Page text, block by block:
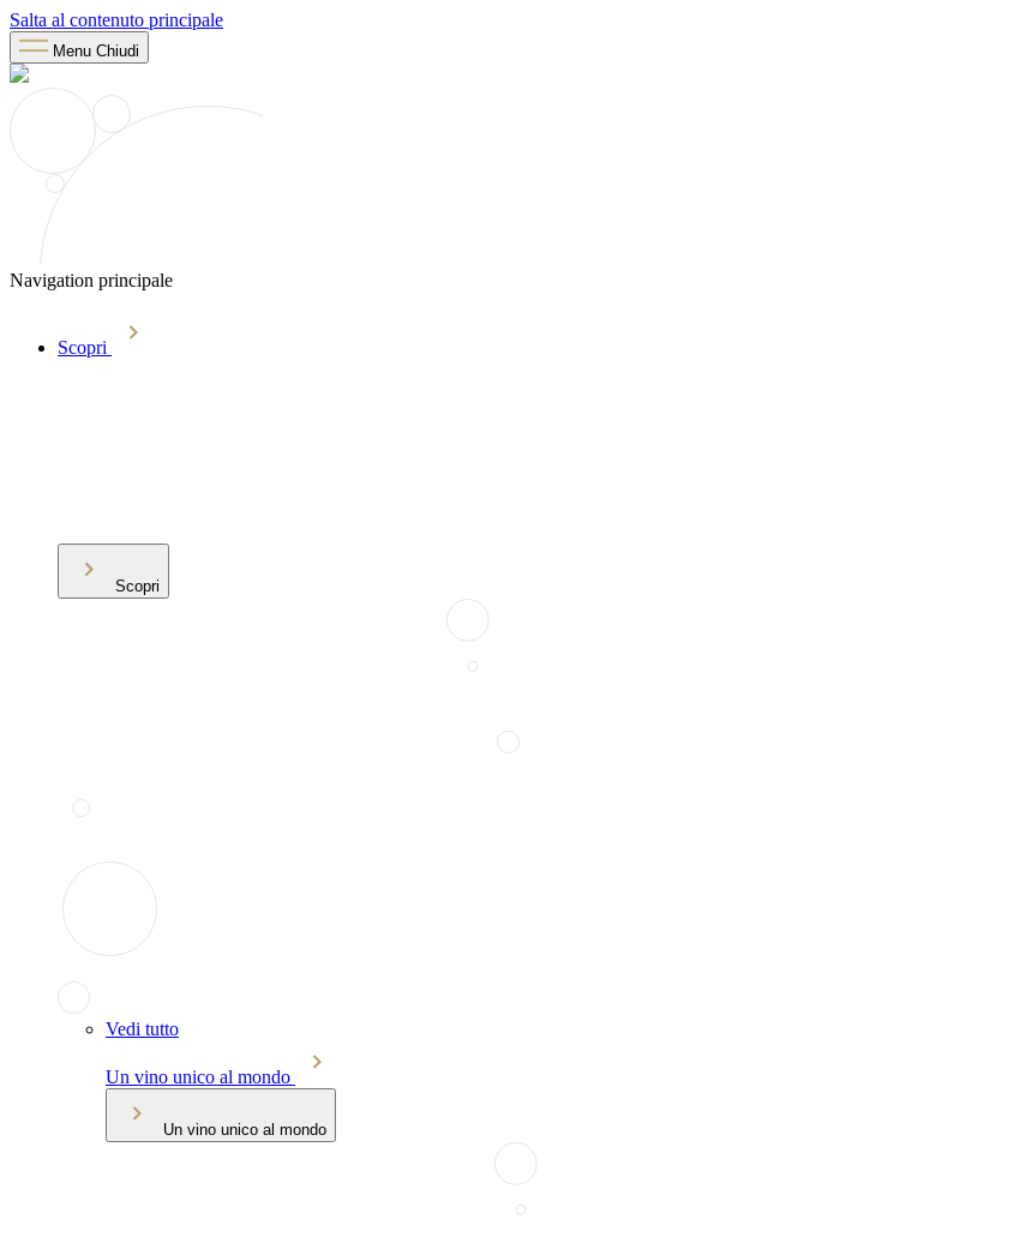
Salta al contenuto principale
Menu Chiudi
Navigation principale
Scopri
Scopri
Vedi tutto
Un vino unico al mondo
Un vino unico al mondo